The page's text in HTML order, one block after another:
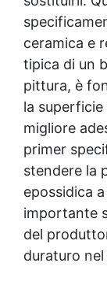
ceramica e
tipica di un
pittura, è
la
migliore
primer
stendere la
epossidica
importante
del
duraturo